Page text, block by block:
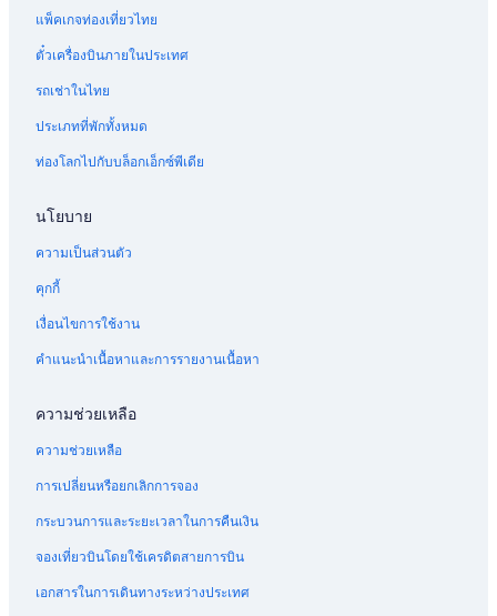
แพ็คเกจท่องเที่ยวไทย
ตั๋วเครื่องบินภายในประเทศ
รถเช่าในไทย
ประเภทที่พักทั้งหมด
ท่องโลกไปกับบล็อกเอ็กซ์พีเดีย
นโยบาย
ความเป็นส่วนตัว
คุกกี้
เงื่อนไขการใช้งาน
คำแนะนำเนื้อหาและการรายงานเนื้อหา
ความช่วยเหลือ
ความช่วยเหลือ
การเปลี่ยนหรือยกเลิกการจอง
กระบวนการและระยะเวลาในการคืนเงิน
จองเที่ยวบินโดยใช้เครดิตสายการบิน
เอกสารในการเดินทางระหว่างประเทศ